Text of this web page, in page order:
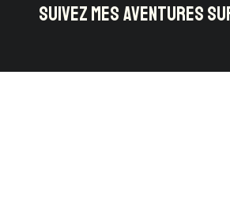
SUIVEZ MES AVENTURES